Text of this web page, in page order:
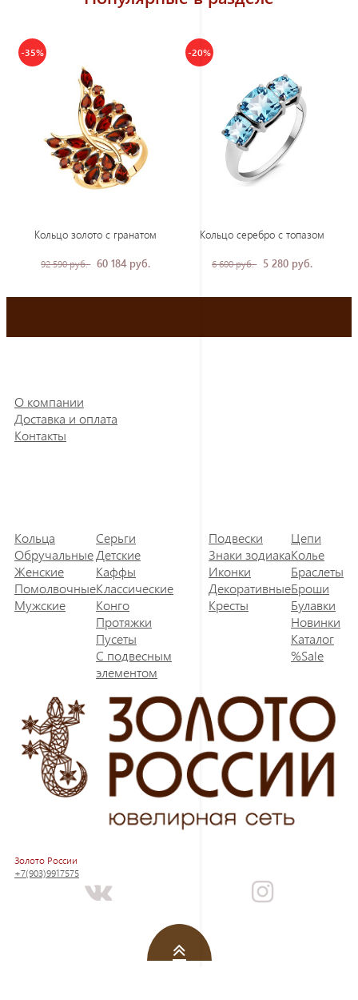
-35%
Кольцо золото с гранатом
92 590 руб. 60 184 руб.
-20%
Кольцо серебро с топазом
6 600 руб. 5 280 руб.
О компании
Доставка и оплата
Контакты
Кольца
Обручальные
Женские
Помолвочные
Мужские
Серьги
Детские
Каффы
Классические
Конго
Протяжки
Пусеты
С подвесным
элементом
Подвески
Знаки зодиака
Иконки
Декоративные
Кресты
Цепи
Колье
Браслеты
Броши
Булавки
Новинки
Каталог
%Sale
Золото России
+7(903)9917575